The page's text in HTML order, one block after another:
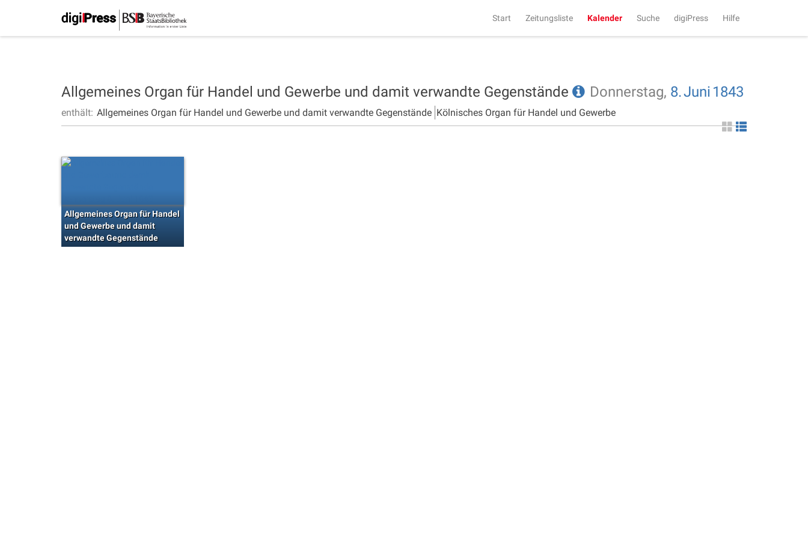
Start Zeitungsliste Kalender Suche digiPress Hilfe
Allgemeines Organ für Handel und Gewerbe und damit verwandte Gegenstände Donnerstag, 8.Juni 1843
enthält: Allgemeines Organ für Handel und Gewerbe und damit verwandte Gegenstände Kölnisches Organ für Handel und Gewerbe
Allgemeines Organ für Handel
und Gewerbe und damit
verwandte Gegenstände